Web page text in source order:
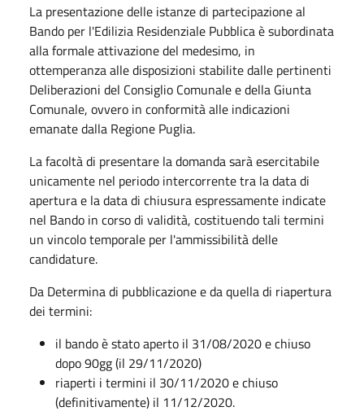
La presentazione delle istanze di partecipazione al
Bando per l'Edilizia Residenziale Pubblica è subordinata
alla formale attivazione del medesimo, in
ottemperanza alle disposizioni stabilite dalle pertinenti
Deliberazioni del Consiglio Comunale e della Giunta
Comunale, ovvero in conformità alle indicazioni
emanate dalla Regione Puglia.
La facoltà di presentare la domanda sarà esercitabile
unicamente nel periodo intercorrente tra la data di
apertura e la data di chiusura espressamente indicate
nel Bando in corso di validità, costituendo tali termini
un vincolo temporale per l'ammissibilità delle
candidature.
Da Determina di pubblicazione e da quella di riapertura
dei termini:
il bando è stato aperto il 31/08/2020 e chiuso
dopo 90gg (il 29/11/2020)
riaperti i termini il 30/11/2020 e chiuso
(definitivamente) il 11/12/2020.